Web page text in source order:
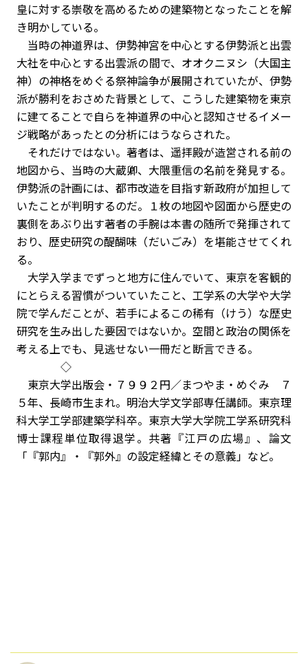
皇に対する崇敬を高めるための建築物となったことを解
き明かしている。
当時の神道界は、伊勢神宮を中心とする伊勢派と出雲
大社を中心とする出雲派の間で、オオクニヌシ（大国主
神）の神格をめぐる祭神論争が展開されていたが、伊勢
派が勝利をおさめた背景として、こうした建築物を東京
に建てることで自らを神道界の中心と認知させるイメー
ジ戦略があったとの分析にはうならされた。
それだけではない。著者は、遥拝殿が造営される前の
地図から、当時の大蔵卿、大隈重信の名前を発見する。
伊勢派の計画には、都市改造を目指す新政府が加担して
いたことが判明するのだ。１枚の地図や図面から歴史の
裏側をあぶり出す著者の手腕は本書の随所で発揮されて
おり、歴史研究の醍醐味（だいごみ）を堪能させてくれ
る。
大学入学までずっと地方に住んでいて、東京を客観的
にとらえる習慣がついていたこと、工学系の大学や大学
院で学んだことが、若手によるこの稀有（けう）な歴史
研究を生み出した要因ではないか。空間と政治の関係を
考える上でも、見逃せない一冊だと断言できる。
◇
東京大学出版会・７９９２円／まつやま・めぐみ ７
５年、長崎市生まれ。明治大学文学部専任講師。東京理
科大学工学部建築学科卒。東京大学大学院工学系研究科
博士課程単位取得退学。共著『江戸の広場』、論文
「『郭内』・『郭外』の設定経緯とその意義」など。